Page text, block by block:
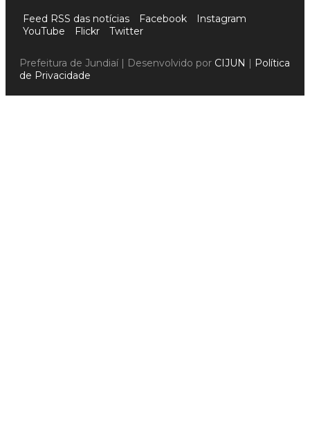
Feed RSS das notícias Facebook
Instagram
YouTube
Flickr Twitter
Prefeitura de Jundiaí | Desenvolvido por CIJUN | Política
de Privacidade